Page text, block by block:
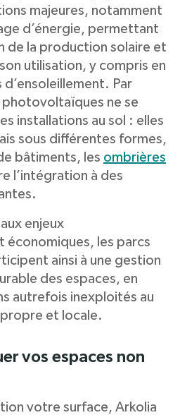
majeures, notamment
d’énergie, permettant
de la production solaire et
utilisation, y compris en
Par
photovoltaïques ne se
installations au sol : elles
sous différentes formes,
bâtiments, les ombrières
l’intégration à des
enjeux
économiques, les parcs
ainsi à une gestion
des espaces, en
autrefois inexploités au
et locale.
vos espaces non
votre surface, Arkolia